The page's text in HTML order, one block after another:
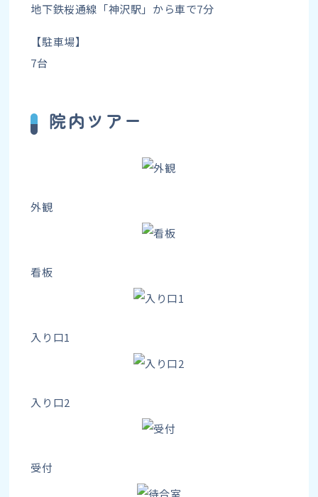
地下鉄桜通線「神沢駅」から車で7分
【駐車場】
7台
院内ツアー
外観
看板
入り口1
入り口2
受付